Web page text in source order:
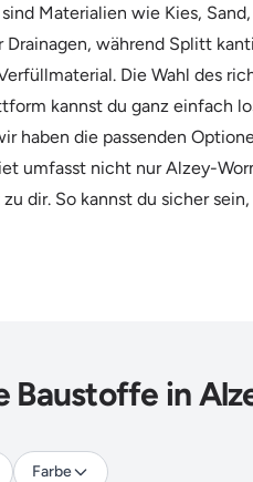
Materialien wie Kies,
Drainagen, während Splitt
Die Wahl des
kannst du ganz einfach
haben die passenden
umfasst nicht nur Alzey-
dir. So kannst du sicher
Baustoffe in
Farbe